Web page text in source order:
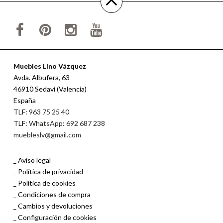
Muebles Lino Vázquez
Avda. Albufera, 63
46910 Sedaví (Valencia)
España
TLF: 963 75 25 40
TLF: WhatsApp: 692 687 238
muebleslv@gmail.com
Aviso legal
Política de privacidad
Política de cookies
Condiciones de compra
Cambios y devoluciones
Configuración de cookies